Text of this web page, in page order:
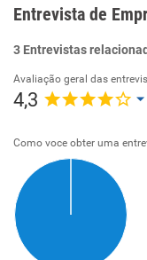
Entrevista de
3 Entrevistas
Avaliação geral das
4,3
Como voce obter uma